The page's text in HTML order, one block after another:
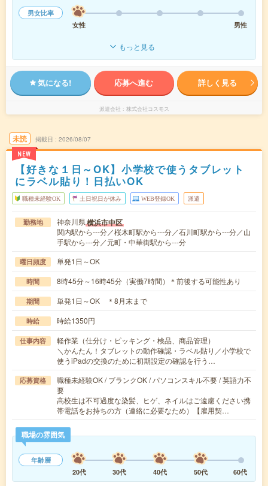
男女比率
女性
男性
もっと見る
気になる! 応募へ進む 詳しく見る
派遣会社 株式会社コスモス
未読
NEW
掲載日 2026/08/07
【好きな１日～OK】小学校で使うタブレット
にラベル貼り！日払いOK
職種未経験OK 土日祝日が休み WEB登録OK 派遣
勤務地 神奈川県横浜市中区
関内駅から---分／桜木町駅から---分／石川町駅から---分／山
手駅から---分／元町・中華街駅から---分
曜日頻度 単発1日～OK
時間 8時45分～16時45分（実働7時間）＊前後する可能性あり
期間 単発1日～OK ＊8月末まで
時給 時給1350円
仕事内容
軽作業（仕分け・ピッキング・検品、商品管理）
＼かんたん！タブレットの動作確認・ラベル貼り／小学校で
使うiPadの交換のために初期設定の確認を行う…
応募資格
職種未経験OK / ブランクOK / パソコンスキル不要 / 英語力不
要
高校生は不可過度な染髪、ヒゲ、ネイルはご遠慮ください携
帯電話をお持ちの方（連絡に必要なため）【雇用契…
職場の雰囲気
年齢層
20代
30代 40代 50代 60代